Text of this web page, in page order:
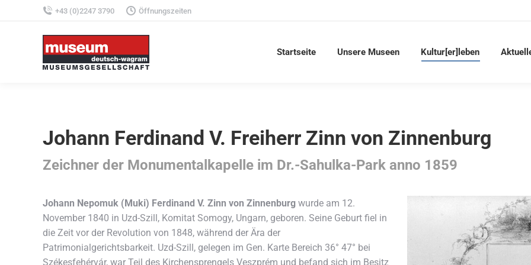
+43 (0)2247 3790 Öffnungszeiten
Startseite Unsere Museen Kultur[er]leben
Johann Ferdinand V. Freiherr Zinn von Zinnenburg
Zeichner der Monumentalkapelle im Dr.-Sahulka-Park anno 1859
Johann Nepomuk (Muki) Ferdinand V. Zinn von Zinnenburg wurde am 12.
November 1840 in Uzd-Szill, Komitat Somogy, Ungarn, geboren. Seine Geburt fiel in
die Zeit vor der Revolution von 1848, während der Ära der
Patrimonialgerichtsbarkeit. Uzd-Szill, gelegen im Gen. Karte Bereich 36° 47° bei
Székesfehérvár, war Teil des Kirchensprengels Veszprém und befand sich im Besitz